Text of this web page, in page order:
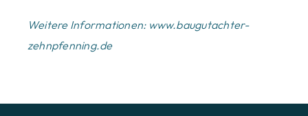
Weitere Informationen: www.baugutachter-
zehnpfenning.de